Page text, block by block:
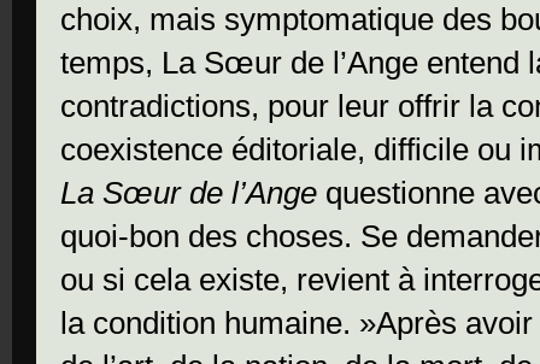
choix, mais symptomatique des
temps, La Sœur de l’Ange entend
contradictions, pour leur offrir la
coexistence éditoriale, difficile ou
La Sœur de l’Ange questionne
quoi-bon des choses. Se
ou si cela existe, revient à
la condition humaine. »Après avoir